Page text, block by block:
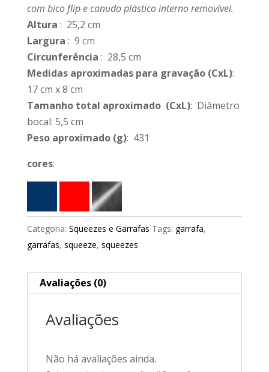
com bico flip e canudo plástico interno removível.
Altura : 25,2 cm
Largura : 9 cm
Circunferência : 28,5 cm
Medidas aproximadas para gravação(CxL):
17 cm x 8 cm
Tamanho total aproximado (CxL): Diâmetro
bocal: 5,5 cm
Peso aproximado(g): 431
cores:
Categoria: Squeezes e Garrafas Tags: garrafa,
garrafas, squeeze, squeezes
Avaliações (0)
Avaliações
Não há avaliações ainda.